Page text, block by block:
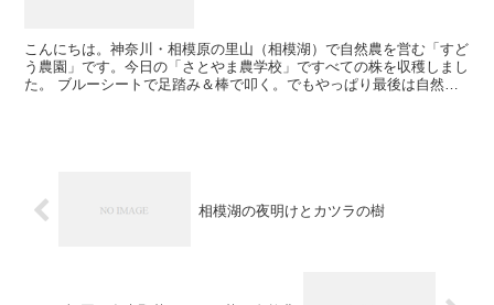
こんにちは。神奈川・相模原の里山（相模湖）で自然農を営む「すど
う農園」です。今日の「さとやま農学校」ですべての株を収穫しまし
た。 ブルーシートで足踏み＆棒で叩く。でもやっぱり最後は自然と
相模湖の夜明けとカツラの樹